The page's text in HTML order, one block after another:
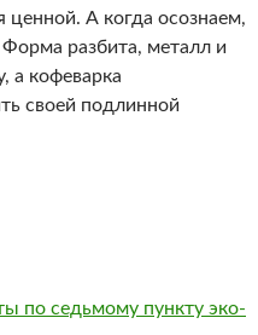
ценной. А когда осознаем,
разбита, металл и
а кофеварка
своей подлинной
по седьмому пункту эко-